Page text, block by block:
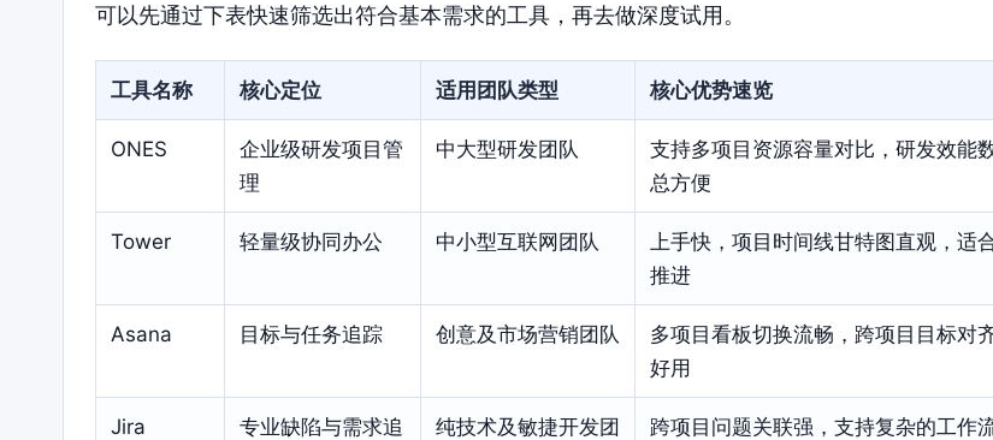
可以先通过下表快速筛选出符合基本需求的工具，再去做深度试用。
工具名称 核心定位 适用团队类型 核心优势速览
ONES
企业级研发项目管
理
中大型研发团队
支持多项目资源容量对比，研发效能
总方便
Tower 轻量级协同办公 中小型互联网团队
上手快，项目时间线甘特图直观，适
推进
Asana 目标与任务追踪 创意及市场营销团队
多项目看板切换流畅，跨项目目标对
好用
Jira
专业缺陷与需求追
纯技术及敏捷开发团
跨项目问题关联强，支持复杂的工作